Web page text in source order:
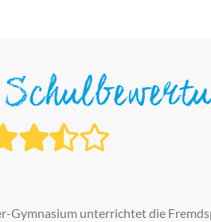
Gymnasium unterrichtet die